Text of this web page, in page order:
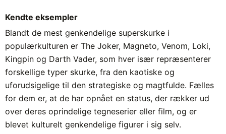
Kendte eksempler
Blandt de mest genkendelige superskurke i
populærkulturen er The Joker, Magneto, Venom, Loki,
Kingpin og Darth Vader, som hver især repræsenterer
forskellige typer skurke, fra den kaotiske og
uforudsigelige til den strategiske og magtfulde. Fælles
for dem er, at de har opnået en status, der rækker ud
over deres oprindelige tegneserier eller film, og er
blevet kulturelt genkendelige figurer i sig selv.